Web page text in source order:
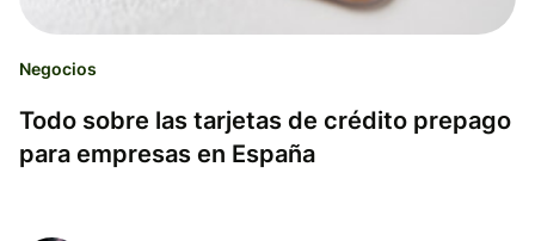
Negocios
Todo sobre las tarjetas de crédito prepago
para empresas en España